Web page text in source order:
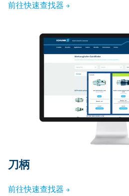
前往快速查找器
刀柄
前往快速查找器